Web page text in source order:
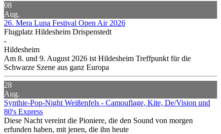
08
Aug.
26. Mera Luna Festival Open Air 2026
Flugplatz Hildesheim Drispenstedt
-
Hildesheim
Am 8. und 9. August 2026 ist Hildesheim Treffpunkt für die
Schwarze Szene aus ganz Europa
28
Aug.
Synthie-Pop-Night Weißenfels - Camouflage, Kite, De/Vision und
80's Express
Diese Nacht vereint die Pioniere, die den Sound von morgen
erfunden haben, mit jenen, die ihn heute